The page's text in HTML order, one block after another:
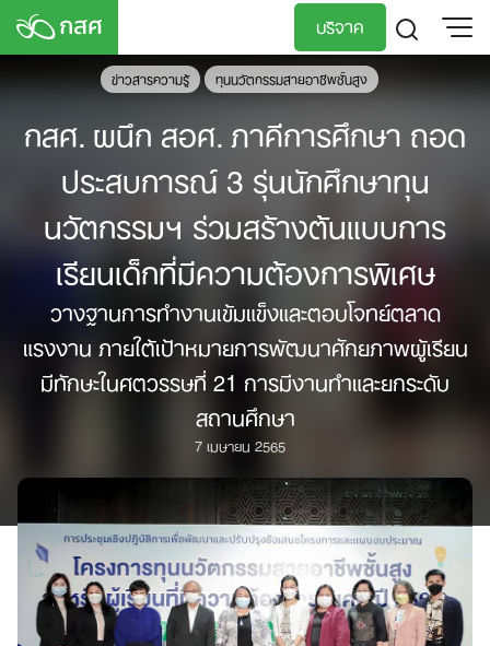
Skip
บริจาค
TH
EN
ข่าวสารความรู้ ทุนนวัตกรรมสายอาชีพชั้นสูง
กสศ. ผนึก สอศ. ภาคีการศึกษา ถอด
ประสบการณ์ 3 รุ่นนักศึกษาทุน
นวัตกรรมฯ ร่วมสร้างต้นแบบการ
เรียนเด็กที่มีความต้องการพิเศษ
วางฐานการทำงานเข้มแข็งและตอบโจทย์ตลาด
แรงงาน ภายใต้เป้าหมายการพัฒนาศักยภาพผู้เรียน
มีทักษะในศตวรรษที่ 21 การมีงานทำและยกระดับ
สถานศึกษา
7 เมษายน 2565